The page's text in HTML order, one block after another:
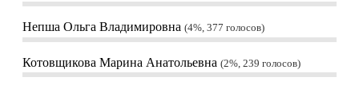
Непша Ольга Владимировна 4%, 377 голосов
Котовщикова Марина Анатольевна 2%, 239 голосов